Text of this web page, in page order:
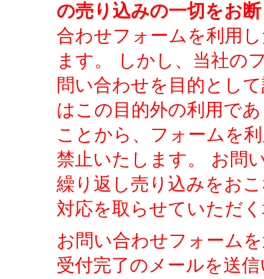
の売り込みの一切をお
合わせフォームを利用
ます。 しかし、当社の
問い合わせを目的とし
はこの目的外の利用で
ことから、フォームを
禁止いたします。 お問
繰り返し売り込みをお
対応を取らせていただ
お問い合わせフォーム
受付完了のメールを送